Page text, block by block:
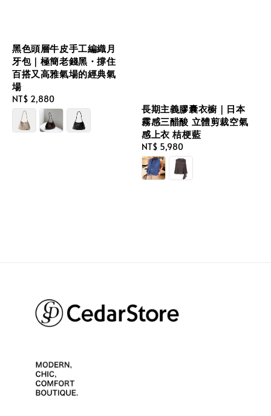
黑色頭層牛皮手工編織月
牙包｜極簡老錢黑・撐住
百搭又高雅氣場的經典氣
場
Regular
price
NT$ 2,880
長期主義膠囊衣櫥｜日本
霧感三醋酸 立體剪裁空氣
感上衣 桔梗藍
Regular
price
NT$ 5,980